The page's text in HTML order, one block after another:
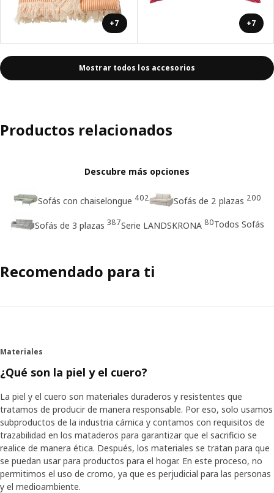
+7 +7
Mostrar todos los accesorios
Productos relacionados
Descubre más opciones
Sofás con chaiselongue 402 Sofás de 2 plazas 200
Sofás de 3 plazas 387Serie LANDSKRONA 80Todos Sofás
Recomendado para ti
Materiales
¿Qué son la piel y el cuero?
La piel y el cuero son materiales duraderos y resistentes que
tratamos de producir de manera responsable. Por eso, solo usamos
subproductos de la industria cárnica y contamos con requisitos de
trazabilidad en los mataderos para garantizar que el sacrificio se
realice de manera ética. Después, los materiales se tratan para que
se puedan usar para productos para el hogar. En este proceso, no
permitimos el uso de cromo, ya que es perjudicial para las personas
y el medioambiente.